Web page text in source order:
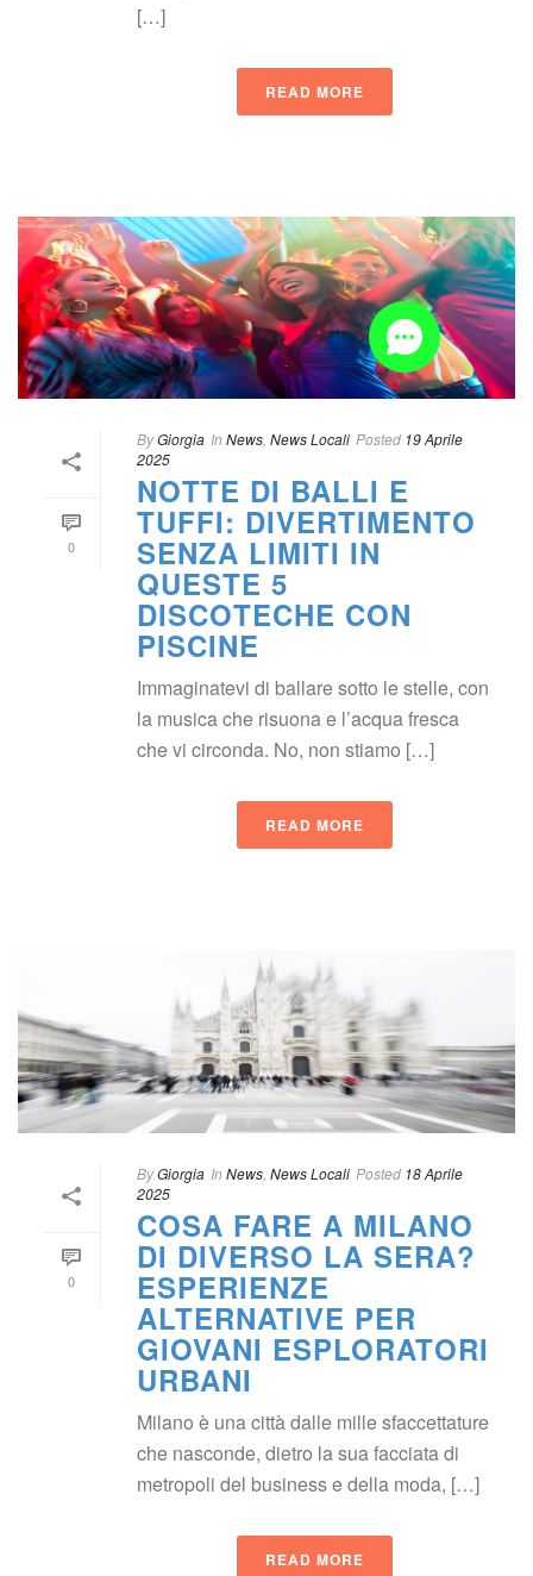
[…]
READ MORE
0
ByGiorgia In New News Locali Posted 19 Aprile
2025
NOTTE DI BALLI E
TUFFI: DIVERTIMENTO
SENZA LIMITI IN
QUESTE 5
DISCOTECHE CON
PISCINE
Immaginatevi di ballare sotto le stelle, con
la musica che risuona e l’acqua fresca
che vi circonda. No, non stiamo […]
READ MORE
0
ByGiorgia In New News Locali Posted 18 Aprile
2025
COSA FARE A MILANO
DI DIVERSO LA SERA?
ESPERIENZE
ALTERNATIVE PER
GIOVANI ESPLORATORI
URBANI
Milano è una città dalle mille sfaccettature
che nasconde, dietro la sua facciata di
metropoli del business e della moda, […]
READ MORE